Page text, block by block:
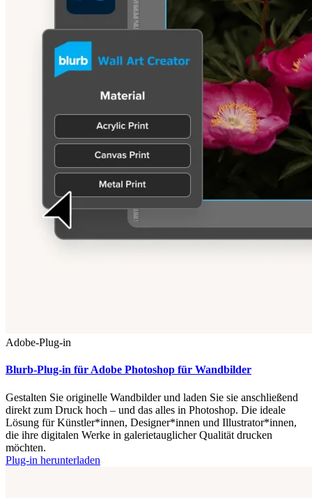
Adobe-Plug-in
Blurb-Plug-in für Adobe Photoshop für Wandbilder
Gestalten Sie originelle Wandbilder und laden Sie sie anschließend
direkt zum Druck hoch – und das alles in Photoshop. Die ideale
Lösung für Künstler*innen, Designer*innen und Illustrator*innen,
die ihre digitalen Werke in galerietauglicher Qualität drucken
möchten.
Plug-in herunterladen